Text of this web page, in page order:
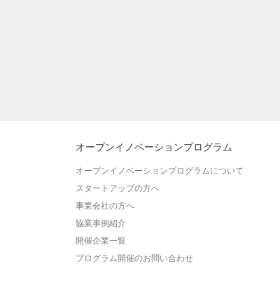
オープンイノベーションプログラム
オープンイノベーションプログラムについて
スタートアップの方へ
事業会社の方へ
協業事例紹介
開催企業一覧
プログラム開催のお問い合わせ